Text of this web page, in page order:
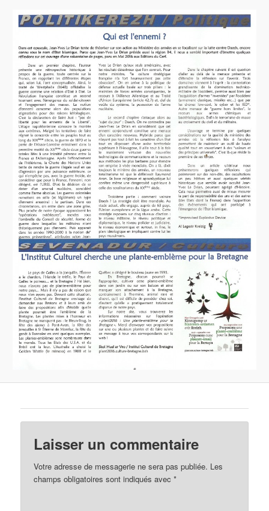
Laisser un commentaire
Votre adresse de messagerie ne sera pas publiée. Les
champs obligatoires sont indiqués avec*